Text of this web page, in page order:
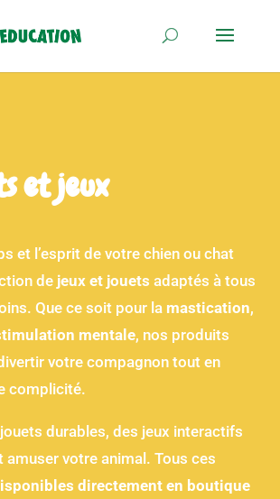
et jeux
et l’esprit de votre chien ou chat
de jeux et jouets adaptés à tous
Que ce soit pour la mastication,
mentale, nos produits
votre compagnon tout en
complicité.
durables, des jeux interactifs
amuser votre animal. Tous ces
directement en boutique